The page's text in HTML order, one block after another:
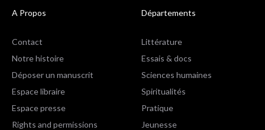
A Propos
Contact
Notre histoire
Déposer un manuscrit
Espace libraire
Espace presse
Rights and permissions
Départements
Littérature
Essais & docs
Sciences humaines
Spiritualités
Pratique
Jeunesse